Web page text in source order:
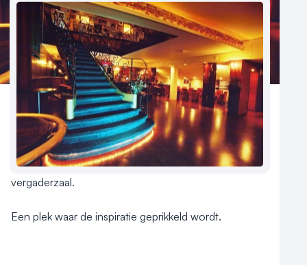
Reviews (5⭐️)
Contact
Een unieke plaats voor zakelijke bijeenkomsten.
Sfeervol, warm en absoluut geen standaard
vergaderzaal.
Een plek waar de inspiratie geprikkeld wordt.